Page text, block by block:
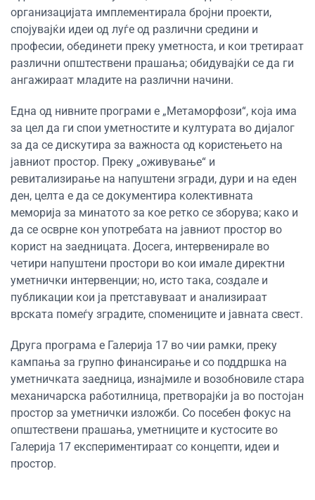
организацијата имплементирала бројни проекти,
спојувајќи идеи од луѓе од различни средини и
професии, обединети преку уметноста, и кои третираат
различни општествени прашања; обидувајќи се да ги
ангажираат младите на различни начини.
Една од нивните програми е „Метаморфози“, која има
за цел да ги спои уметностите и културата во дијалог
за да се дискутира за важноста од користењето на
јавниот простор. Преку „оживување“ и
ревитализирање на напуштени згради, дури и на еден
ден, целта е да се документира колективната
меморија за минатото за кое ретко се зборува; како и
да се осврне кон употребата на јавниот простор во
корист на заедницата. Досега, интервенирале во
четири напуштени простори во кои имале директни
уметнички интервенции; но, исто така, создале и
публикации кои ја претставуваат и анализираат
врската помеѓу зградите, спомениците и јавната свест.
Друга програма е Галерија 17 во чии рамки, преку
кампања за групно финансирање и со поддршка на
уметничката заедница, изнајмиле и возобновиле стара
механичарска работилница, претворајќи ја во постојан
простор за уметнички изложби. Со посебен фокус на
општествени прашања, уметниците и кустосите во
Галерија 17 експериментираат со концепти, идеи и
простор.